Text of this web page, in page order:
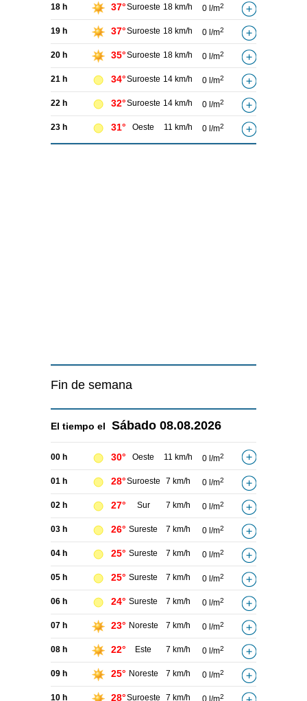
18 h 37°Suroeste 18 km/h 0 l/m2
19 h 37°Suroeste 18 km/h 0 l/m2
20 h 35°Suroeste 18 km/h 0 l/m2
21 h 34°Suroeste 14 km/h 0 l/m2
22 h 32°Suroeste 14 km/h 0 l/m2
23 h 31° Oeste 11 km/h 0 l/m2
Fin de semana
El tiempo el Sábado 08.08.2026
00 h 30° Oeste 11 km/h 0 l/m2
01 h 28°Suroeste 7 km/h 0 l/m2
02 h 27° Sur 7 km/h 0 l/m2
03 h 26° Sureste 7 km/h 0 l/m2
04 h 25° Sureste 7 km/h 0 l/m2
05 h 25° Sureste 7 km/h 0 l/m2
06 h 24° Sureste 7 km/h 0 l/m2
07 h 23° Noreste 7 km/h 0 l/m2
08 h 22° Este 7 km/h 0 l/m2
09 h 25° Noreste 7 km/h 0 l/m2
10 h 28°Suroeste 7 km/h 2